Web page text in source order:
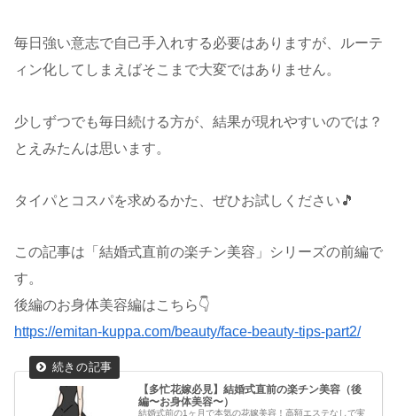
毎日強い意志で自己手入れする必要はありますが、ルーテ
ィン化してしまえばそこまで大変ではありません。
少しずつでも毎日続ける方が、結果が現れやすいのでは？
とえみたんは思います。
タイパとコスパを求めるかた、ぜひお試しください🎵
この記事は「結婚式直前の楽チン美容」シリーズの前編で
す。
後編のお身体美容編はこちら👇
https://emitan-kuppa.com/beauty/face-beauty-tips-part2/
【多忙花嫁必見】結婚式直前の楽チン美容（後
編〜お身体美容〜）
結婚式前の1ヶ月で本気の花嫁美容！高額エステなしで実